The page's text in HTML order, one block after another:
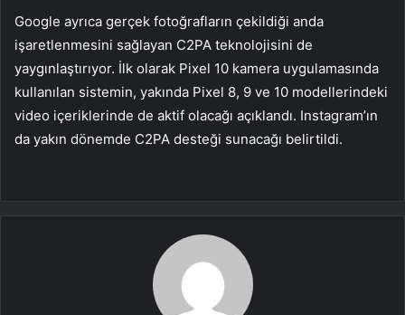
Google ayrıca gerçek fotoğrafların çekildiği anda
işaretlenmesini sağlayan C2PA teknolojisini de
yaygınlaştırıyor. İlk olarak Pixel 10 kamera uygulamasında
kullanılan sistemin, yakında Pixel 8, 9 ve 10 modellerindeki
video içeriklerinde de aktif olacağı açıklandı. Instagram’ın
da yakın dönemde C2PA desteği sunacağı belirtildi.